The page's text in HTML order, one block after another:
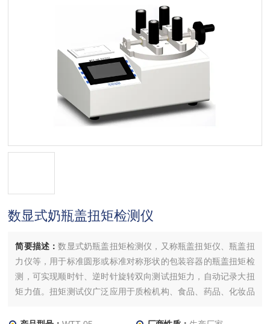
数显式奶瓶盖扭矩检测仪
简要描述：数显式奶瓶盖扭矩检测仪，又称瓶盖扭矩仪、瓶盖扭
力仪等，用于标准圆形或标准对称形状的包装容器的瓶盖扭矩检
测，可实现顺时针、逆时针旋转双向测试扭矩力，自动记录大扭
矩力值。扭矩测试仪广泛应用于质检机构、食品、药品、化妆品